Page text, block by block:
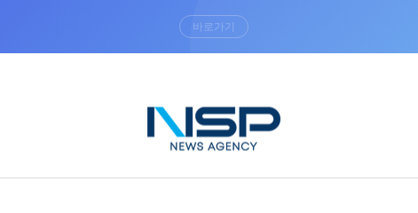
“우리는 독자가 구독할 수 있는 기사를 씁니다”